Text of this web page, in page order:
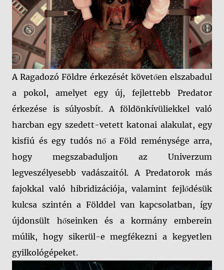
A Ragadozó Földre érkezését követően elszabadul
a pokol, amelyet egy új, fejlettebb Predator
érkezése is súlyosbít. A földönkívüliekkel való
harcban egy szedett-vetett katonai alakulat, egy
kisfiú és egy tudós nő a Föld reménysége arra,
hogy megszabaduljon az Univerzum
legveszélyesebb vadászaitól. A Predatorok más
fajokkal való hibridizációja, valamint fejlődésük
kulcsa szintén a Földdel van kapcsolatban, így
újdonsült hőseinken és a kormány emberein
múlik, hogy sikerül-e megfékezni a kegyetlen
gyilkológépeket.